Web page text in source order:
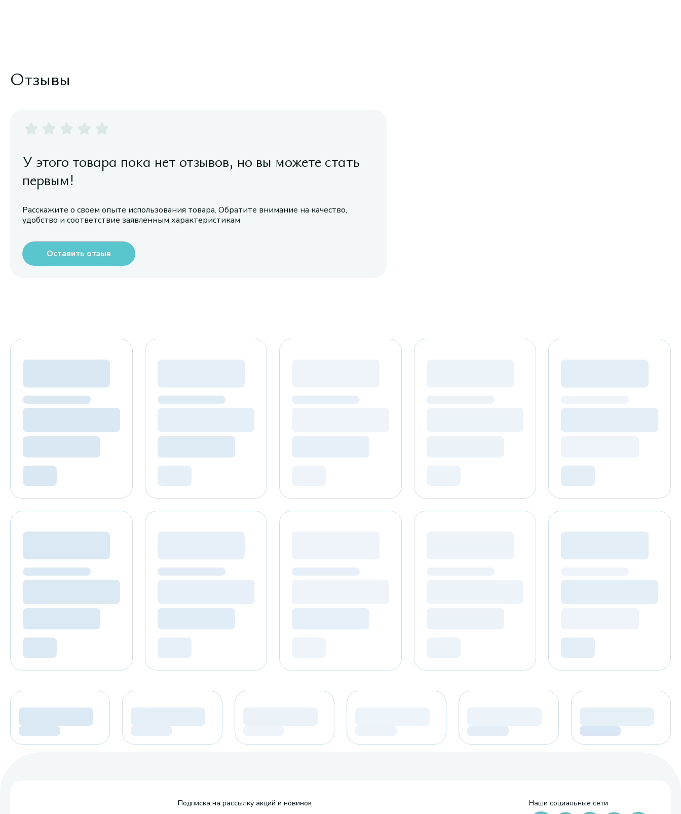
Отзывы
У этого товара пока нет отзывов, но вы можете стать
первым!
Расскажите о своем опыте использования товара. Обратите внимание на качество,
удобство и соответствие заявленным характеристикам
Оставить отзыв
Подписка на рассылку акций и новинок
Наши социальные сети